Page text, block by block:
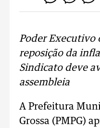
Poder Executivo
reposição da
Sindicato deve
assembleia
A Prefeitura
Grossa (PMPG)